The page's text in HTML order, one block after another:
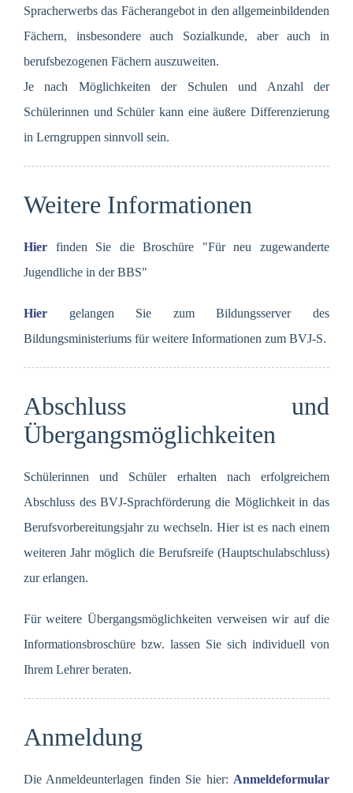
Spracherwerbs das Fächerangebot in den allgemeinbildenden
Fächern, insbesondere auch Sozialkunde, aber auch in
berufsbezogenen Fächern auszuweiten.
Je nach Möglichkeiten der Schulen und Anzahl der
Schülerinnen und Schüler kann eine äußere Differenzierung
in Lerngruppen sinnvoll sein.
Weitere Informationen
Hier finden Sie die Broschüre "Für neu zugewanderte
Jugendliche in der BBS"
Hier gelangen Sie zum Bildungsserver des
Bildungsministeriums für weitere Informationen zum BVJ-S.
Abschluss und
Übergangsmöglichkeiten
Schülerinnen und Schüler erhalten nach erfolgreichem
Abschluss des BVJ-Sprachförderung die Möglichkeit in das
Berufsvorbereitungsjahr zu wechseln. Hier ist es nach einem
weiteren Jahr möglich die Berufsreife (Hauptschulabschluss)
zur erlangen.
Für weitere Übergangsmöglichkeiten verweisen wir auf die
Informationsbroschüre bzw. lassen Sie sich individuell von
Ihrem Lehrer beraten.
Anmeldung
Die Anmeldeunterlagen finden Sie hier: Anmeldeformular